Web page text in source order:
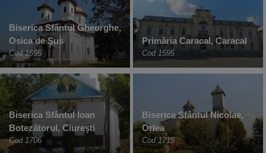
Biserica Sfântul Gheorghe,
Osica de Sus
Cod 1695
Primăria Caracal, Caracal
Cod 1595
Biserica Sfântul Ioan
Botezătorul, Ciurești
Cod 1706
Biserica Sfântul Nicolae,
Orlea
Cod 1715